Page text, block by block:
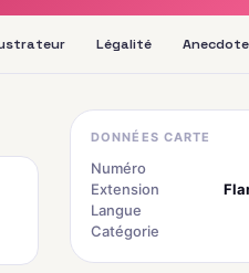
Légalité
DONNÉES CARTE
Numéro
Extension
Langue
Catégorie